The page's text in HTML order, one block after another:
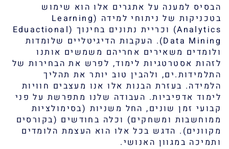
הבסיס למענה על אתגרים אלו הוא שימוש
בטכניקות של ניתוחי למידה (Learning
Analytics) וכריית נתונים בחינוך (Eduactional
Data Mining). העקבות הדיגיטליים שלומדות
ולומדים משאירים אחריהם משמשים אותנו
לזהות אסטרטגיות לימוד, לפרש את הבחירות של
התלמידות.ים, ולהבין טוב יותר את תהליך
הלמידה. בעזרת הבנות אלו אנו מעצבים חוויות
לימוד אדפיביות. העבודה שלנו מתפרשת על פני
קבועי זמן שונים, החל משניות (בסימולציות
ממוחשבות ומשחקים) וכלה בחודשים (בקורסים
מקוונים). הדגש בכל אלו הוא העצמת הלומדים
ותמיכה במגוון האנושי.